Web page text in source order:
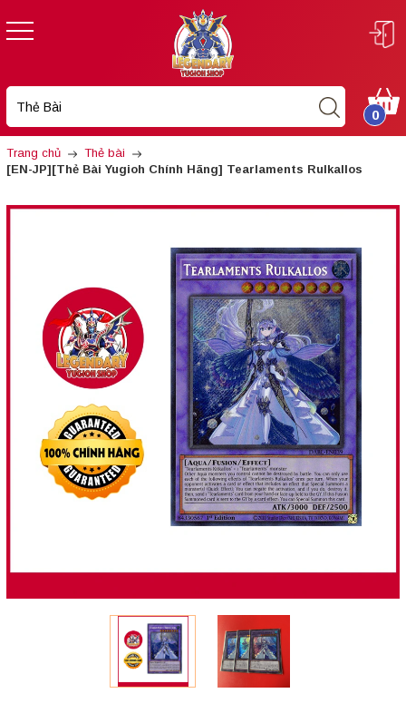
0
Trang chủ
Thẻ bài
[EN-JP][Thẻ Bài Yugioh Chính Hãng] Tearlaments Rulkallos